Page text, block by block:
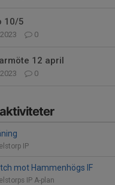
10/5
0
12 april
0
IP
mot Hammenhögs IF
IP A-plan